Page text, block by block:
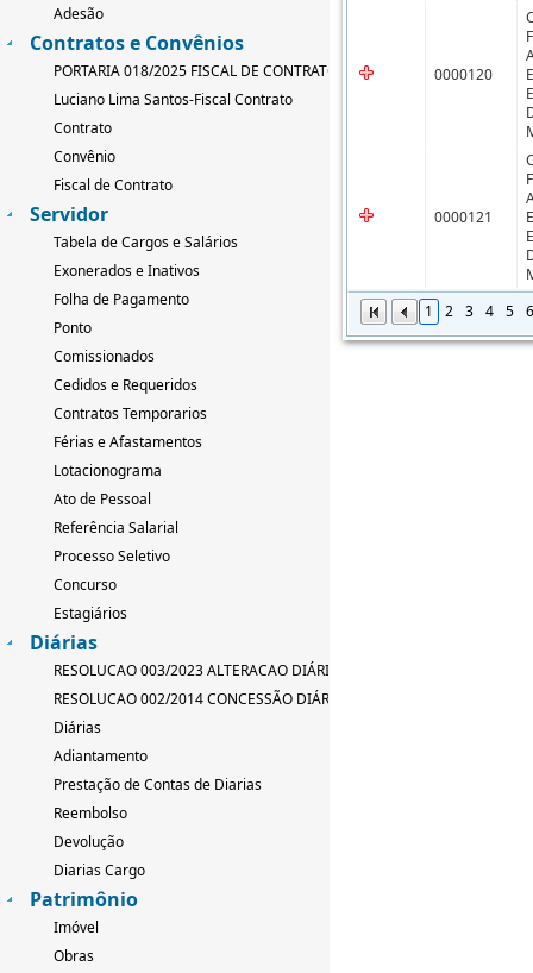
Adesão
Contratos e Convênios
PORTARIA 018/2025 FISCAL DE CONTRATO
Luciano Lima Santos-Fiscal Contrato
Contrato
Convênio
Fiscal de Contrato
Servidor
Tabela de Cargos e Salários
Exonerados e Inativos
Folha de Pagamento
Ponto
Comissionados
Cedidos e Requeridos
Contratos Temporarios
Férias e Afastamentos
Lotacionograma
Ato de Pessoal
Referência Salarial
Processo Seletivo
Concurso
Estagiários
Diárias
RESOLUCAO 003/2023 ALTERACAO DIÁRIAS
RESOLUCAO 002/2014 CONCESSÃO DIÁRIAS
Diárias
Adiantamento
Prestação de Contas de Diarias
Reembolso
Devolução
Diarias Cargo
Patrimônio
Imóvel
Obras
1 2 3 4 5 6
0000120
E
0000121
E